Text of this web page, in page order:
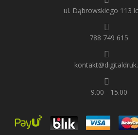
ul. Dąbrowskiego 113
788 749 615
9.00 - 15.00